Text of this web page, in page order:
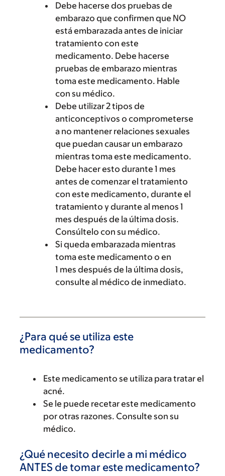
Debe hacerse dos pruebas de
embarazo que confirmen que NO
está embarazada antes de iniciar
tratamiento con este
medicamento. Debe hacerse
pruebas de embarazo mientras
toma este medicamento. Hable
con su médico.
Debe utilizar 2 tipos de
anticonceptivos o comprometerse
a no mantener relaciones sexuales
que puedan causar un embarazo
mientras toma este medicamento.
Debe hacer esto durante 1 mes
antes de comenzar el tratamiento
con este medicamento, durante el
tratamiento y durante al menos 1
mes después de la última dosis.
Consúltelo con su médico.
Si queda embarazada mientras
toma este medicamento o en
1 mes después de la última dosis,
consulte al médico de inmediato.
¿Para qué se utiliza este
medicamento?
Este medicamento se utiliza para tratar el
acné.
Se le puede recetar este medicamento
por otras razones. Consulte son su
médico.
¿Qué necesito decirle a mi médico
ANTES de tomar este medicamento?